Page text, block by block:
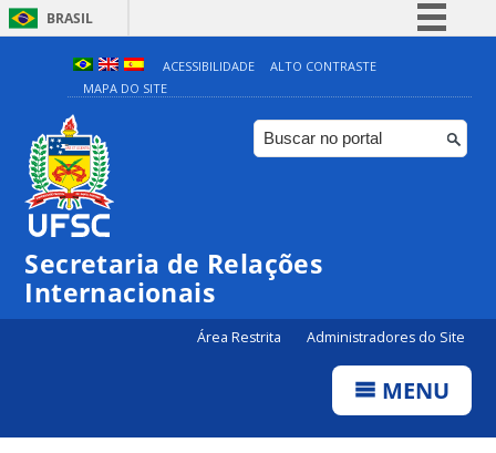
BRASIL
Simplifique!
Comunica BR
Participe
ACESSIBILIDADE
ALTO CONTRASTE
MAPA DO SITE
Secretaria de Relações
Internacionais
Área Restrita Administradores do Site
MENU